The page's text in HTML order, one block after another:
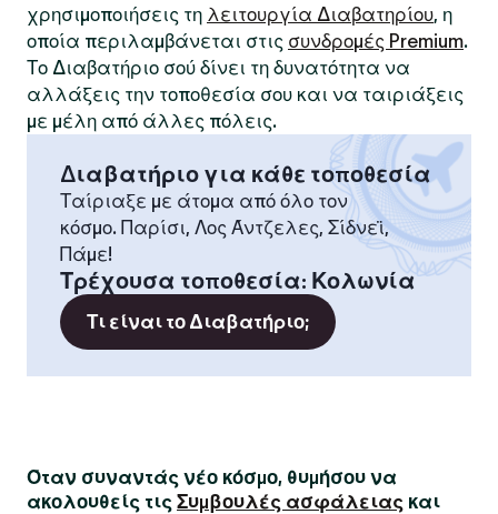
χρησιμοποιήσεις τη λειτουργία Διαβατηρίου, η
οποία περιλαμβάνεται στις συνδρομές Premium.
Το Διαβατήριο σού δίνει τη δυνατότητα να
αλλάξεις την τοποθεσία σου και να ταιριάξεις
με μέλη από άλλες πόλεις.
Διαβατήριο για κάθε τοποθεσία
Ταίριαξε με άτομα από όλο τον
κόσμο. Παρίσι, Λος Άντζελες, Σίδνεϊ,
Πάμε!
Τρέχουσα τοποθεσία: Κολωνία
Τι είναι το Διαβατήριο;
Όταν συναντάς νέο κόσμο, θυμήσου να
ακολουθείς τις Συμβουλές ασφάλειας και